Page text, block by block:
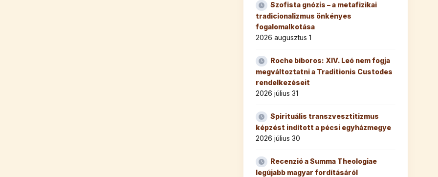
Szofista gnózis – a metafizikai
tradicionalizmus önkényes
fogalomalkotása
2026 augusztus 1
Roche bíboros: XIV. Leó nem fogja
megváltoztatni a Traditionis Custodes
rendelkezéseit
2026 július 31
Spirituális transzvesztitizmus
képzést indított a pécsi egyházmegye
2026 július 30
Recenzió a Summa Theologiae
legújabb magyar fordításáról